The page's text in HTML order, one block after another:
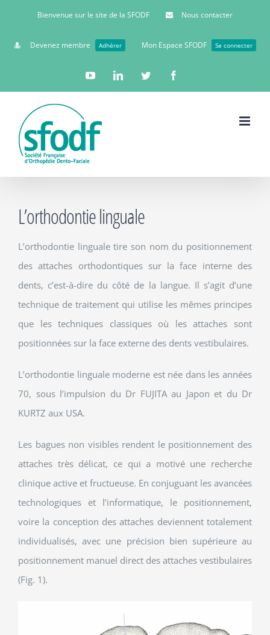
Bienvenue sur le site de la SFODF Nous contacter
Devenez membre Adhérer Mon Espace SFODF Se connecter
YouTubeLinkedinTwitter
L’orthodontie linguale
L’orthodontie linguale tire son nom du positionnement
des attaches orthodontiques sur la face interne des
dents, c’est-à-dire du côté de la langue. Il s’agit d’une
technique de traitement qui utilise les mêmes principes
que les techniques classiques où les attaches sont
positionnées sur la face externe des dents vestibulaires.
L’orthodontie linguale moderne est née dans les années
70, sous l’impulsion du Dr FUJITA au Japon et du Dr
KURTZ aux USA.
Les bagues non visibles rendent le positionnement des
attaches très délicat, ce qui a motivé une recherche
clinique active et fructueuse. En conjuguant les avancées
technologiques et l’informatique, le positionnement,
voire la conception des attaches deviennent totalement
individualisés, avec une précision bien supérieure au
positionnement manuel direct des attaches vestibulaires
(Fig. 1).